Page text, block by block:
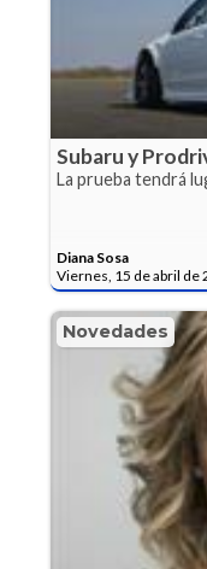
Subaru y
La prueba tendrá
Diana Sosa
Viernes, 15 de abril de
Novedades